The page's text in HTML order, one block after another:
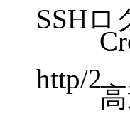
SSHロ
http/2